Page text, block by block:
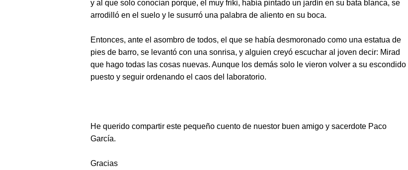
y al que solo conocían porque, el muy friki, había pintado un jardín en su bata blanca, se
arrodilló en el suelo y le susurró una palabra de aliento en su boca.
Entonces, ante el asombro de todos, el que se había desmoronado como una estatua de
pies de barro, se levantó con una sonrisa, y alguien creyó escuchar al joven decir: Mirad
que hago todas las cosas nuevas. Aunque los demás solo le vieron volver a su escondido
puesto y seguir ordenando el caos del laboratorio.
He querido compartir este pequeño cuento de nuestor buen amigo y sacerdote Paco
García.
Gracias